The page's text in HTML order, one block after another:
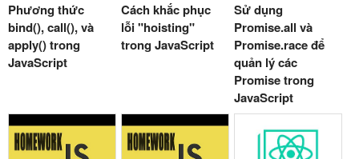
Phương thức
bind(), call(), và
apply() trong
JavaScript
Cách khắc phục
lỗi "hoisting"
trong JavaScript
Sử dụng
Promise.all và
Promise.race để
quản lý các
Promise trong
JavaScript